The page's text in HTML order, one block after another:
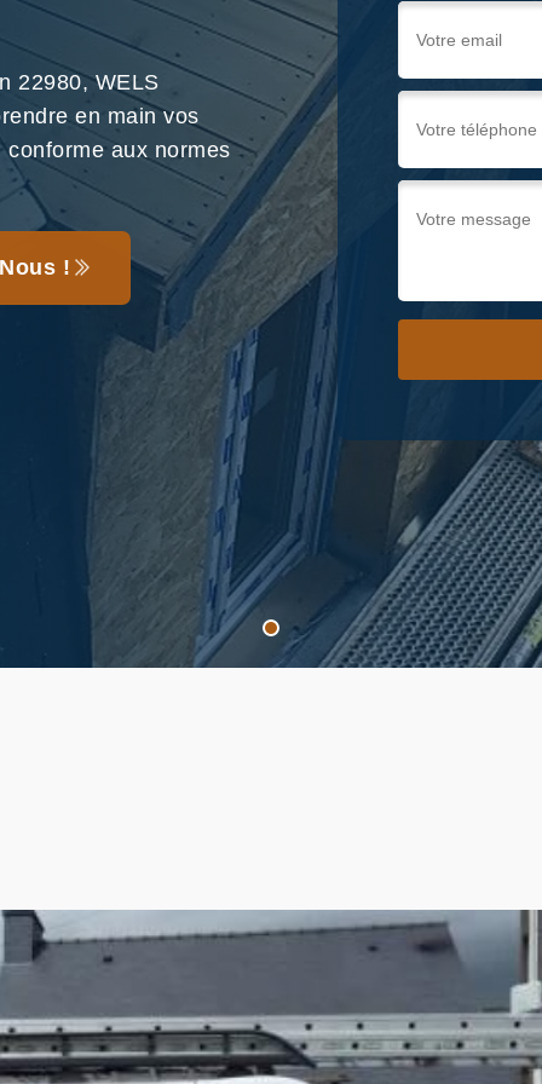
22980, WELS
en main vos
aux normes
!